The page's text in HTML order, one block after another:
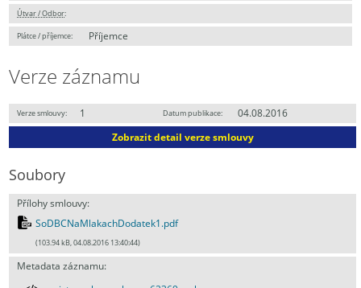
Útvar / Odbor:
Plátce / příjemce: Příjemce
Verze záznamu
Verze smlouvy: 1 Datum publikace:
04.08.2016
Zobrazit detail verze smlouvy
Soubory
Přílohy smlouvy:
SoDBCNaMlakachDodatek1.pdf
(103.94 kB, 04.08.2016 13:40:44)
Metadata záznamu: